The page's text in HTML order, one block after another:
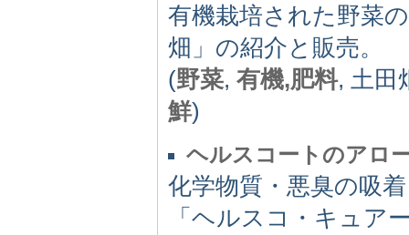
有機栽培された野菜
畑」の紹介と販売。
(野菜, 有機,肥料, 土田
鮮)
ヘルスコートのアロ
化学物質・悪臭の吸
「ヘルスコ・キュア